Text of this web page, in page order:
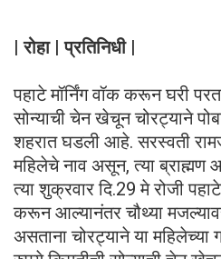
| रोहा | प्रतिनिधी |
पहाटे मॉर्निंग वॉक करून घरी
सोन्याची चेन खेचून चोरट्याने
शहरात घडली आहे. सरस्वती
महिलेचे नाव असून, त्या ब्राह्मण
त्या शुक्रवार दि.29 मे रोजी
करून आल्यानंतर चौथ्या
असताना चोरट्याने या